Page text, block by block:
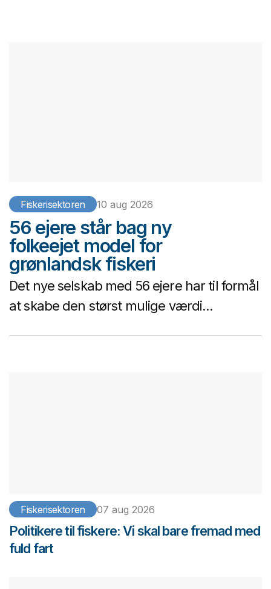
Fiskerisektoren 10 aug 2026
56 ejere står bag ny
folkeejet model for
grønlandsk fiskeri
Det nye selskab med 56 ejere har til formål
at skabe den størst mulige værdi...
Fiskerisektoren 07 aug 2026
Politikere til fiskere: Vi skal bare fremad med
fuld fart